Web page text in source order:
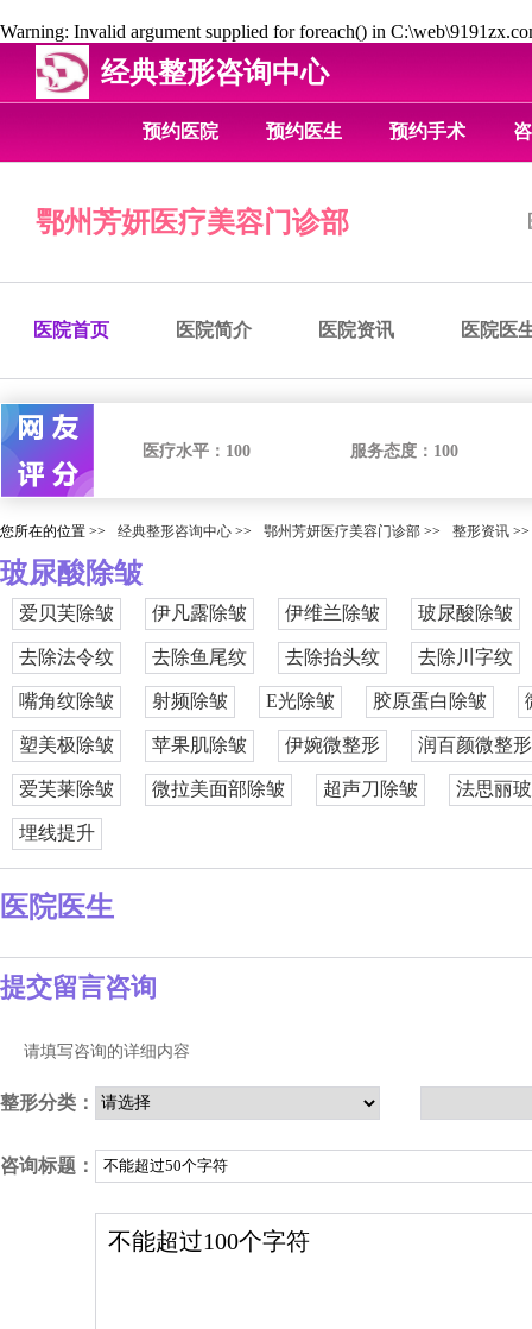
Warning: Invalid argument supplied for foreach() in
经典整形咨询中心
预约医院 预约医生 预约手术
鄂州芳妍医疗美容门诊部
医院首页 医院简介 医院资讯 医院医
医疗水平： 100 服务态度： 100
您所在的位置 >> 经典整形咨询中心 >> 鄂州芳妍医疗美容门诊部 >> 整形资讯 >>
玻尿酸除皱
爱贝芙除皱 伊凡露除皱 伊维兰除皱 玻尿酸除皱
去除法令纹 去除鱼尾纹 去除抬头纹 去除川字纹
嘴角纹除皱 射频除皱 E光除皱 胶原蛋白除皱
塑美极除皱 苹果肌除皱 伊婉微整形 润百颜微整形
爱芙莱除皱 微拉美面部除皱 超声刀除皱 法思丽
埋线提升
医院医生
提交留言咨询
请填写咨询的详细内容
整形分类：
咨询标题：